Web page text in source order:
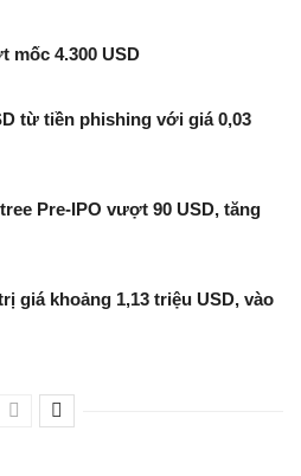
mốc 4.300 USD
từ tiền phishing với giá 0,03
Pre-IPO vượt 90 USD, tăng
giá khoảng 1,13 triệu USD, vào